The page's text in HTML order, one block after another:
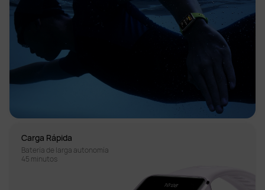
Carga Rápida
Batería de larga autonomía
45 minutos